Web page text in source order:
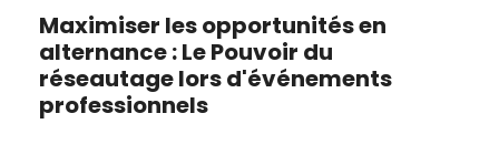
Maximiser les opportunités en
alternance : Le Pouvoir du
réseautage lors d'événements
professionnels